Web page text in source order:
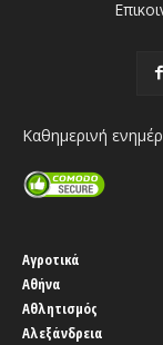
Καθημερινή
Αγροτικά
Αθήνα
Αθλητισμός
Αλεξάνδρεια